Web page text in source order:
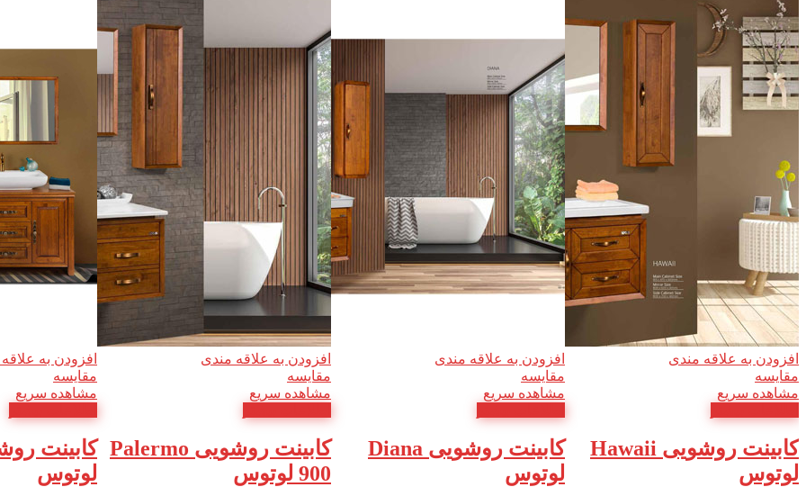
افزودن به علاقه مندی
مقایسه
مشاهده سریع
کابینت روشویی Hawaii
لوتوس
افزودن به علاقه مندی
مقایسه
مشاهده سریع
کابینت روشویی Diana
لوتوس
افزودن به علاقه مندی
مقایسه
مشاهده سریع
کابینت روشویی Palermo
900 لوتوس
افزودن به
مقایسه
مشاهده سریع
لوتوس